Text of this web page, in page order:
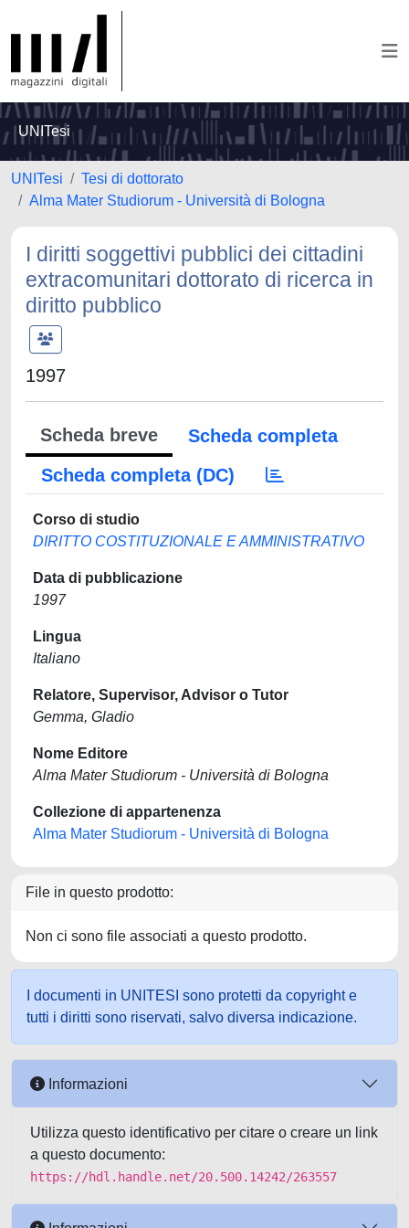
UNITesi
UNITesi
Tesi di dottorato
Alma Mater Studiorum - Università di Bologna
I diritti soggettivi pubblici dei cittadini
extracomunitari dottorato di ricerca in
diritto pubblico
1997
Scheda breve
Scheda completa
Scheda completa (DC)
Corso di studio
DIRITTO COSTITUZIONALE E AMMINISTRATIVO
Data di pubblicazione
1997
Lingua
Italiano
Relatore, Supervisor, Advisor o Tutor
Gemma, Gladio
Nome Editore
Alma Mater Studiorum - Università di Bologna
Collezione di appartenenza
Alma Mater Studiorum - Università di Bologna
File in questo prodotto:
Non ci sono file associati a questo prodotto.
I documenti in UNITESI sono protetti da copyright e
tutti i diritti sono riservati, salvo diversa indicazione.
Informazioni
Utilizza questo identificativo per citare o creare un link
a questo documento:
https://hdl.handle.net/20.500.14242/263557